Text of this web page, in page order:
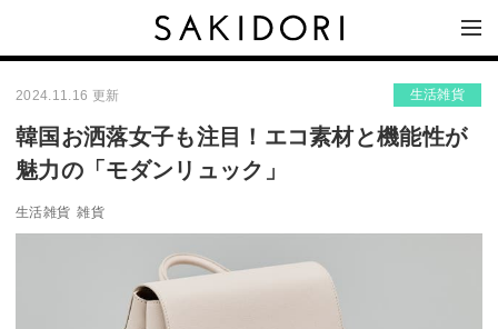
2024.11.16 更新 生活雑貨
韓国お洒落女子も注目！エコ素材と機能性が
魅力の「モダンリュック」
生活雑貨 雑貨